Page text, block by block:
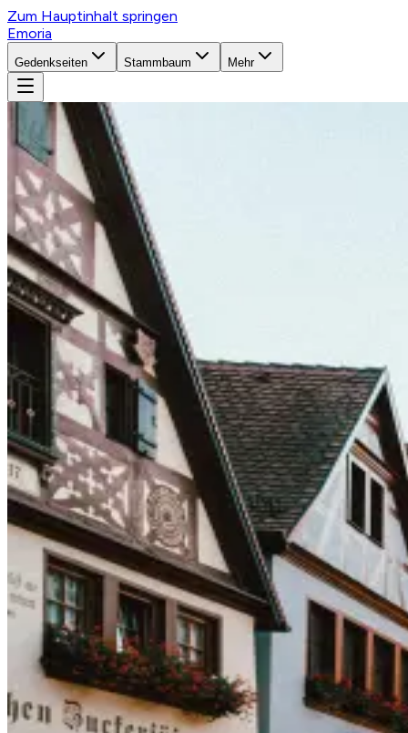
Zum Hauptinhalt springen
Emoria
Gedenkseiten Stammbaum Mehr